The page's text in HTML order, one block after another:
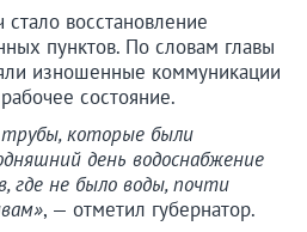
восстановление
пунктов. По словам главы
изношенные коммуникации
состояние.
которые были
день водоснабжение
где не было воды, почти
, — отметил губернатор.